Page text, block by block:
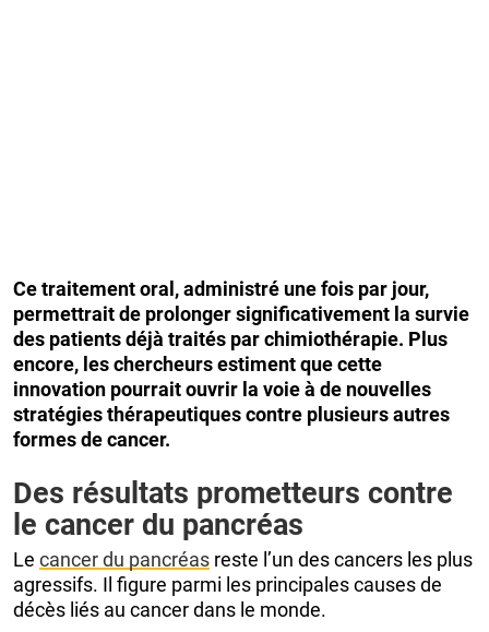
Ce traitement oral, administré une fois par jour,
permettrait de prolonger significativement la survie
des patients déjà traités par chimiothérapie. Plus
encore, les chercheurs estiment que cette
innovation pourrait ouvrir la voie à de nouvelles
stratégies thérapeutiques contre plusieurs autres
formes de cancer.
Des résultats prometteurs contre
le cancer du pancréas
Le cancer du pancréas reste l’un des cancers les plus
agressifs. Il figure parmi les principales causes de
décès liés au cancer dans le monde.